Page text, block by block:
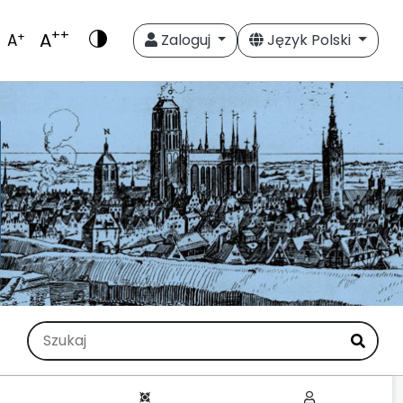
A+ A++ Zaloguj Język Polski